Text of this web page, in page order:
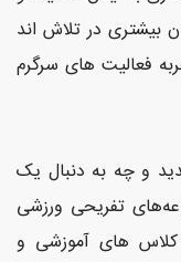
بیشتری در تلاش اند
فعالیت های سرگرم
و چه به دنبال یک
تفریحی ورزشی
کلاس های آموزشی و